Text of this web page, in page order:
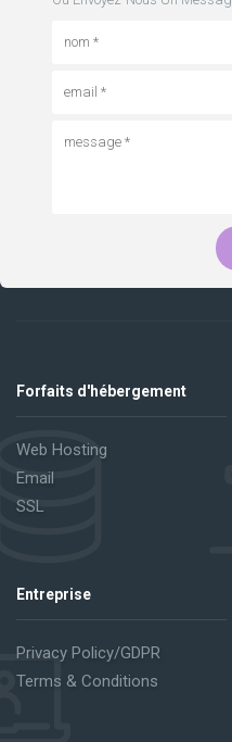
Forfaits d'hébergement
Web Hosting
Email
SSL
Entreprise
Privacy Policy/GDPR
Terms & Conditions